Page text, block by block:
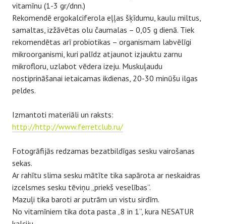
vitamīnu (1-3 gr/dnn.)
Rekomendē ergokalciferola eļļas šķīdumu, kaulu miltus,
samaltas, izžāvētas olu čaumalas – 0,05 g dienā. Tiek
rekomendētas arī probiotikas – organismam labvēlīgi
mikroorganismi, kuri palīdz atjaunot izjauktu zarnu
mikrofloru, uzlabot vēdera izeju. Muskuļaudu
nostiprināšanai ietaicamas ikdienas, 20-30 minūšu ilgas
peldes.
Izmantoti materiāli un raksts:
http://http://www.ferretclub.ru/
Fotogrāfijās redzamas bezatbildīgas sesku vairošanas
sekas.
Ar rahītu slima sesku mātīte tika sapārota ar neskaidras
izcelsmes sesku tēviņu „priekš veselības”.
Mazuļi tika baroti ar putrām un vistu sirdīm.
No vitamīniem tika dota pasta „8 in 1”, kura NESATUR